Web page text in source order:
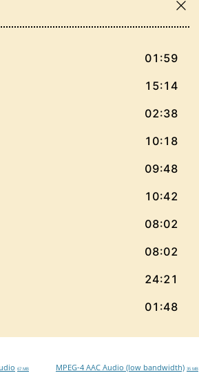
67 MB MPEG-4 AAC Audio (low bandwidth) 35 MB